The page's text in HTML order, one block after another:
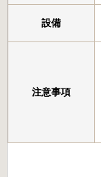
設備
注意事項